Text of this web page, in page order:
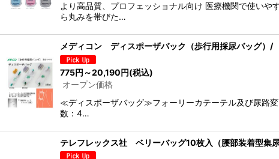
より高品質、プロフェッショナル向け 医療機関で使い
ら丸みを帯びた…
メディコン ディスポーザバック（歩行用採尿バッグ
775円 ～20,190円(税込)
オープン価格
≪ディスポーザバッグ≫フォーリーカテーテル及び尿
数：4…
テレフレックス社 ベリーバッグ10枚入（腰部装着型集尿